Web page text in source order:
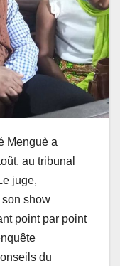
Menguè a
au tribunal
juge,
son show
point par point
du